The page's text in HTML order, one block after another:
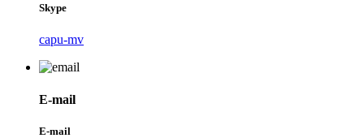
Skype
capu-mv
E-mail
E-mail